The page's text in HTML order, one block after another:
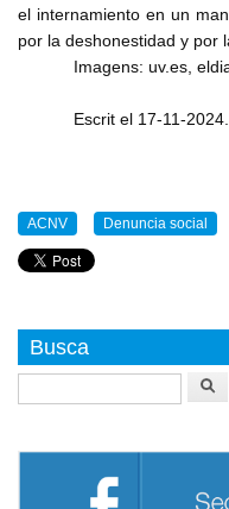
el internamiento en un
por la deshonestidad y por
Imagens: uv.es,
Escrit el 17-11-2024.
ACNV Denuncia social
Busca